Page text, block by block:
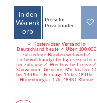
In den
Warenk
orb
Preise für
Privatkunden
✓ Kostenloser Versand in
Deutschland heute ✓ Über 100.000
zufriedene Kunden weltweit ✓
Liebevoll handgefertigtes Geschirr
für zuhause ✓ Werksnahe Preise ✓
Showroom : Geöffnet Mo. bis Do. 11
bis 14 Uhr - Freitags 15 bis 18 Uhr -
Hünenborgstr.17b, 48431 Rheine